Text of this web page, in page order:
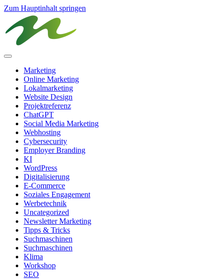
Zum Hauptinhalt springen
Marketing
Online Marketing
Lokalmarketing
Website Design
Projektreferenz
ChatGPT
Social Media Marketing
Webhosting
Cybersecurity
Employer Branding
KI
WordPress
Digitalisierung
E-Commerce
Soziales Engagement
Werbetechnik
Uncategorized
Newsletter Marketing
Tipps & Tricks
Suchmaschinen
Suchmaschinen
Klima
Workshop
SEO